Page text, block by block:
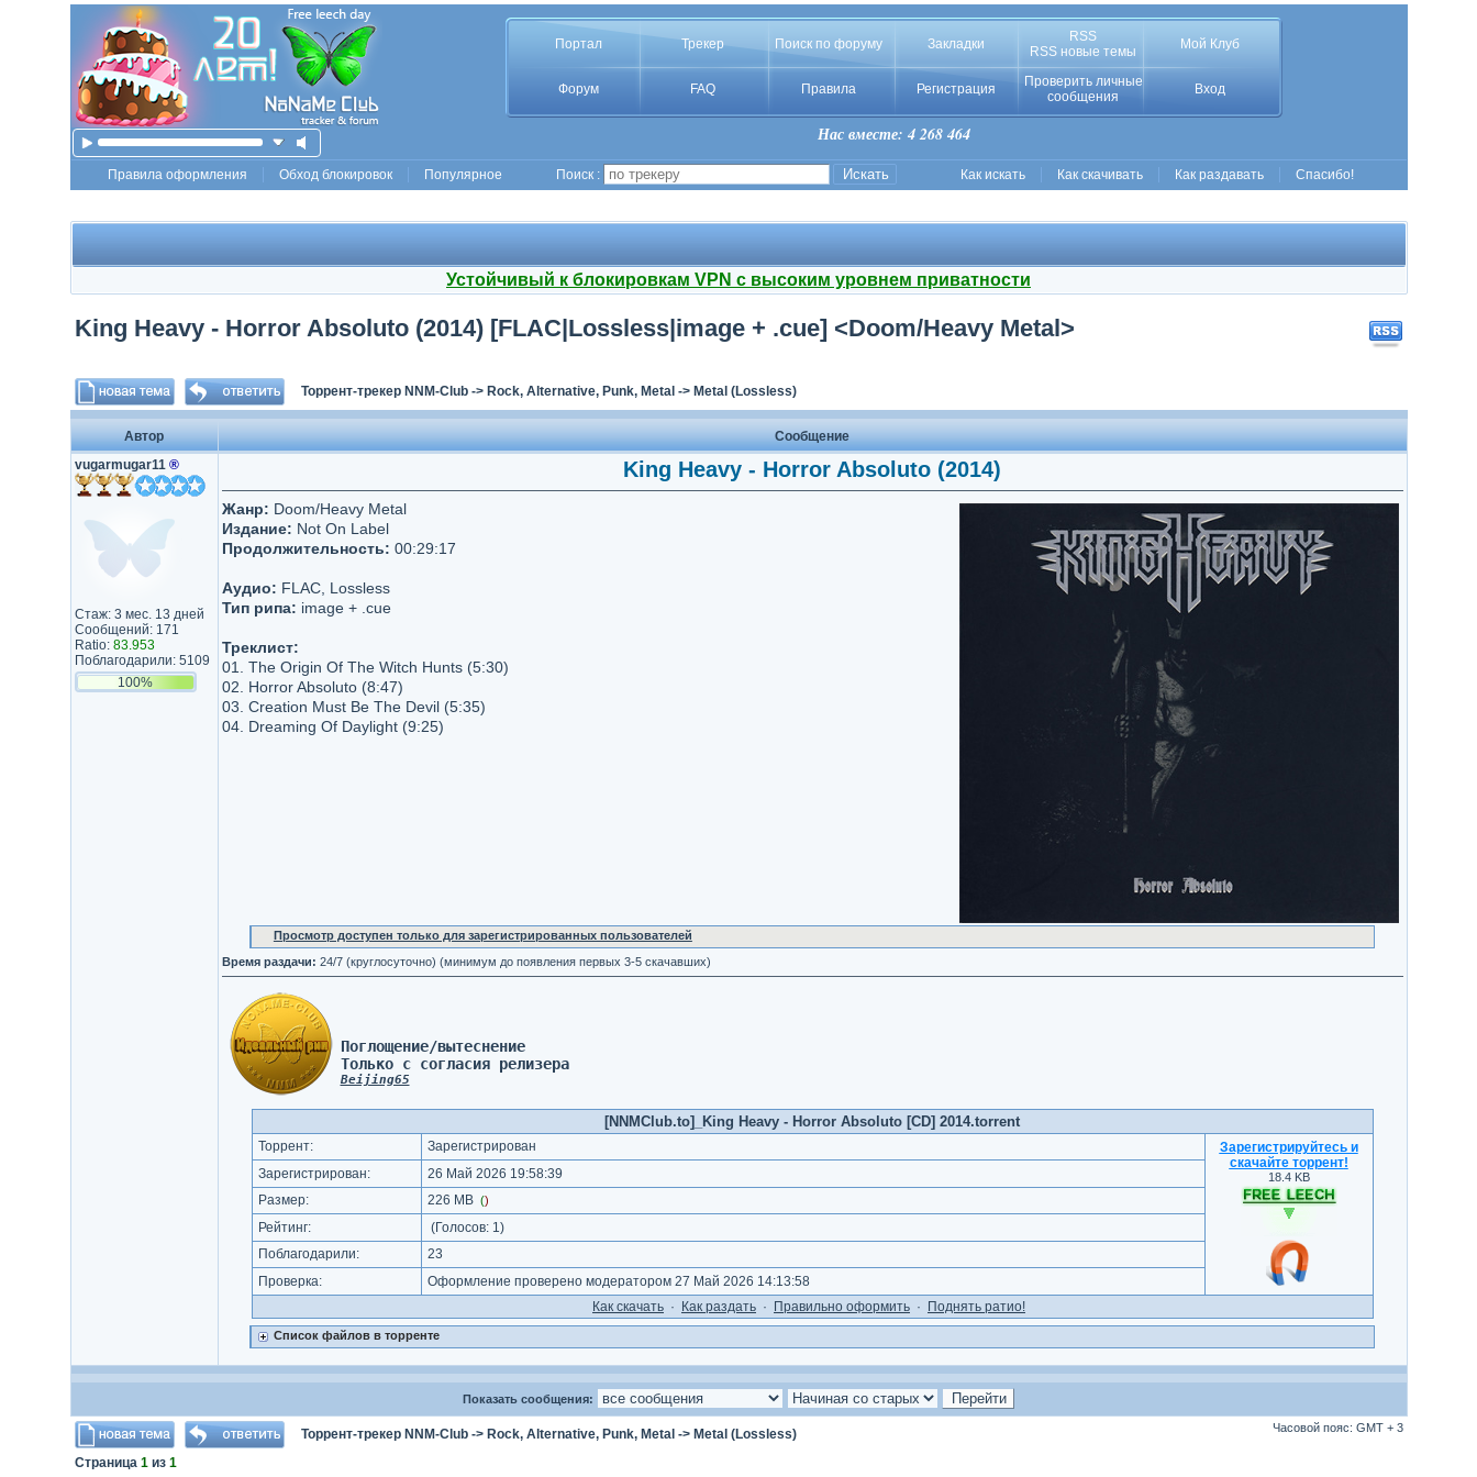
Портал Трекер Поиск по форуму Закладки
RSS
RSS новые темы
Мой Клуб
Форум FAQ Правила Регистрация
Проверить личные
сообщения
Вход
Нас вместе: 4 268 464
Правила оформления Обход блокировок Популярное Поиск : Как искать Как скачивать Как раздавать Спасибо!
Устойчивый к блокировкам VPN с высоким уровнем приватности
King Heavy - Horror Absoluto (2014) [FLAC|Lossless|image + .cue] <Doom/Heavy Metal>
Торрент-трекер NNM-Club-> Rock, Alternative, Punk, Metal -> Metal (Lossless)
Автор
Сообщение
vugarmugar11 ®
Стаж: 3 мес. 13 дней
Сообщений: 171
Ratio: 83.953
Поблагодарили: 5109
100%
King Heavy - Horror Absoluto (2014)
Жанр: Doom/Heavy Metal
Издание: Not On Label
Продолжительность: 00:29:17
Аудио: FLAC, Lossless
Тип рипа: image + .cue
Треклист:
01. The Origin Of The Witch Hunts (5:30)
02. Horror Absoluto (8:47)
03. Creation Must Be The Devil (5:35)
04. Dreaming Of Daylight (9:25)
Просмотр доступен только для зарегистрированных пользователей
Время раздачи: 24/7 (круглосуточно) (минимум до появления первых 3-5 скачавших)
Поглощение/вытеснение
Только с согласия релизера
Beijing65
[NNMClub.to]_King Heavy - Horror Absoluto [CD] 2014.torrent
Торрент: Зарегистрирован
Зарегистрируйтесь и
скачайте торрент!
18.4 KB
Зарегистрирован:
26 Май 2026 19:58:39
Размер:
226 MB ()
Рейтинг: (Голосов: 1)
Поблагодарили:
23
Проверка:
Оформление проверено модератором 27 Май 2026 14:13:58
Как cкачать · Как раздать · Правильно оформить · Поднять ратио!
Список файлов в торренте
Показать сообщения:
Торрент-трекер NNM-Club-> Rock, Alternative, Punk, Metal -> Metal (Lossless) Часовой пояс: GMT + 3
Страница 1из 1